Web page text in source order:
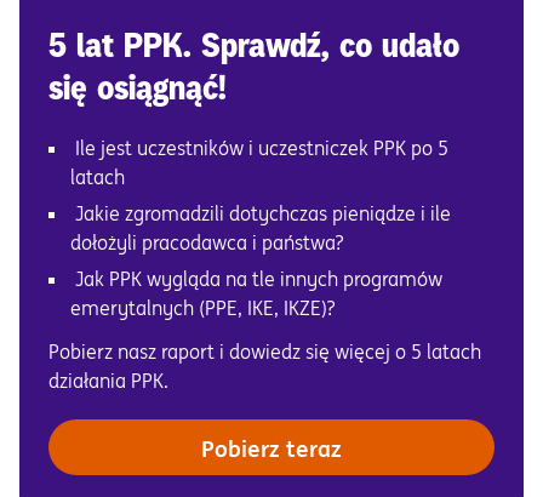
5 lat PPK. Sprawdź, co udało
się osiągnąć!
Ile jest uczestników i uczestniczek PPK po 5
latach
Jakie zgromadzili dotychczas pieniądze i ile
dołożyli pracodawca i państwa?
Jak PPK wygląda na tle innych programów
emerytalnych (PPE, IKE, IKZE)?
Pobierz nasz raport i dowiedz się więcej o 5 latach
działania PPK.
Pobierz teraz